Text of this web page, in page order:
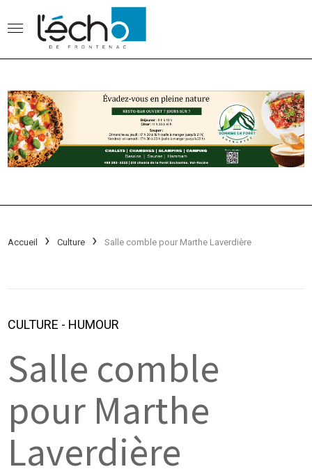
Accueil Culture Salle comble pour Marthe Laverdière
CULTURE - HUMOUR
Salle comble
pour Marthe
Laverdière